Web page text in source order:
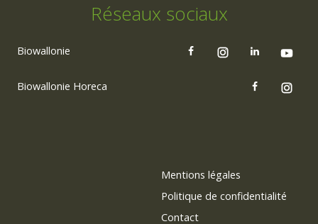
Réseaux sociaux
Biowallonie
Biowallonie Horeca
Mentions légales
Politique de confidentialité
Contact